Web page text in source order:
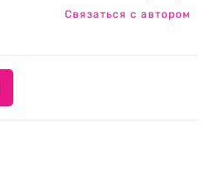
Связаться с автором